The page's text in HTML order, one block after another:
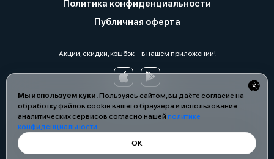
Мы используем куки.Пользуясь сайтом, вы даёте согласие на
обработку файлов cookie вашего браузера и использование
аналитических сервисов согласно нашей политике
конфиденциальности.
ОК
Политика конфиденциальности
Публичная оферта
Акции, скидки, кэшбэк − в нашем приложении!